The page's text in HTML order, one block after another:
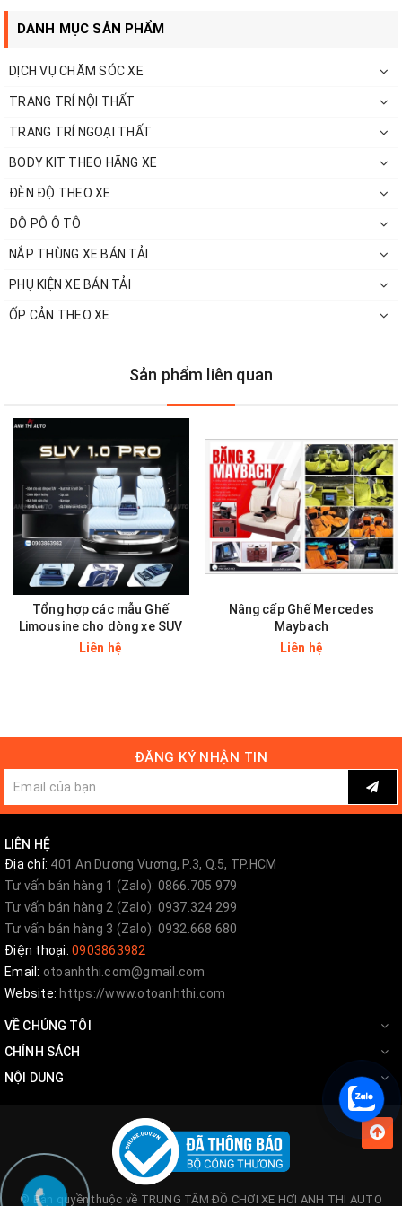
cấp nhất. Tất cả nội thất bên trong xe Limousine đều được thiết
kế với phong cách thời thượng, cao cấp, tiện nghi. Đặc biệt là
phần ghế xe tạo cảm giác cho người quan sát như trên một chiếc
chuyên cơ, hay một chiếc du thuyền mắc tiền.
Video HDSD sản phẩm của Anh Thi Auto
Xét về mẫu mã và chất lượng, ghế Limousine đích thực là sản
phẩm được nhiều chủ xe đánh giá cao và lựa chọn để tân trang
nội thất xe của mình. Ghế Limousine có khá nhiều loại với những
hình thức độ khác nhau. Tùy thuộc vào sự lựa chọn khác nhau của
độ ghế
Limousine cho ô tô Maybach V250và những loại xe khác.
Những điểm nổi bật khi độ ghế Limousine
Massage rung , massage hơi ghế Limousine 3 cấp độ
DANH MỤC SẢN PHẨM
DỊCH VỤ CHĂM SÓC XE
TRANG TRÍ NỘI THẤT
TRANG TRÍ NGOẠI THẤT
BODY KIT THEO HÃNG XE
ĐÈN ĐỘ THEO XE
ĐỘ PÔ Ô TÔ
NẮP THÙNG XE BÁN TẢI
PHỤ KIỆN XE BÁN TẢI
ỐP CẢN THEO XE
Sản phẩm liên quan
Tổng hợp các mẫu Ghế
Limousine cho dòng xe SUV
Liên hệ
Nâng cấp Ghế Mercedes
Maybach
Liên hệ
ĐĂNG KÝ NHẬN TIN
LIÊN HỆ
Địa chỉ: 401 An Dương Vương, P.3, Q.5, TP.HCM
Tư vấn bán hàng 1 (Zalo): 0866.705.979
Tư vấn bán hàng 2 (Zalo): 0937.324.299
Tư vấn bán hàng 3 (Zalo): 0932.668.680
Điện thoại: 0903863982
Email: otoanhthi.com@gmail.com
Website: https://www.otoanhthi.com
VỀ CHÚNG TÔI
CHÍNH SÁCH
NỘI DUNG
© Bản quyền thuộc về TRUNG TÂM ĐỒ CHƠI XE HƠI ANH THI AUTO